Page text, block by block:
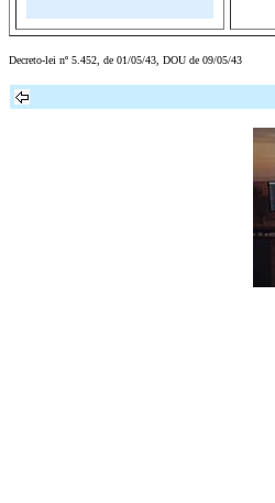
Decreto-lei nº 5.452, de 01/05/43, DOU de 09/05/43